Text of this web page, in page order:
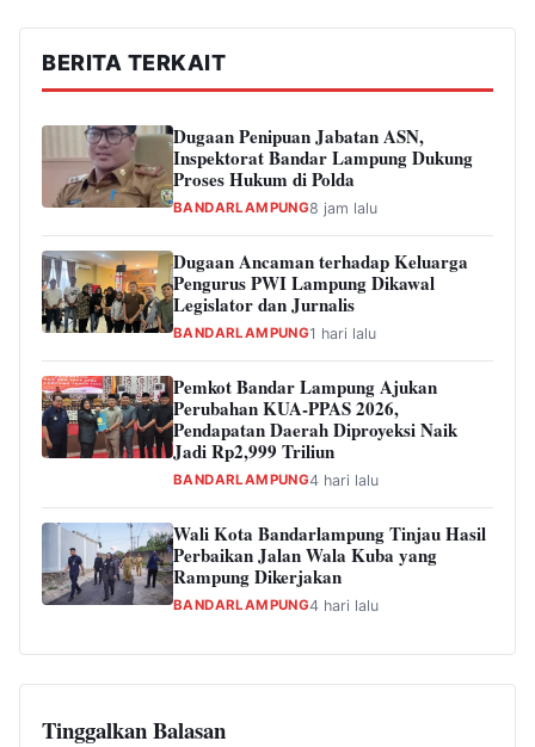
BERITA TERKAIT
Dugaan Penipuan Jabatan ASN,
Inspektorat Bandar Lampung Dukung
Proses Hukum di Polda
BANDARLAMPUNG8 jam lalu
Dugaan Ancaman terhadap Keluarga
Pengurus PWI Lampung Dikawal
Legislator dan Jurnalis
BANDARLAMPUNG1 hari lalu
Pemkot Bandar Lampung Ajukan
Perubahan KUA-PPAS 2026,
Pendapatan Daerah Diproyeksi Naik
Jadi Rp2,999 Triliun
BANDARLAMPUNG4 hari lalu
Wali Kota Bandarlampung Tinjau Hasil
Perbaikan Jalan Wala Kuba yang
Rampung Dikerjakan
BANDARLAMPUNG4 hari lalu
Tinggalkan Balasan